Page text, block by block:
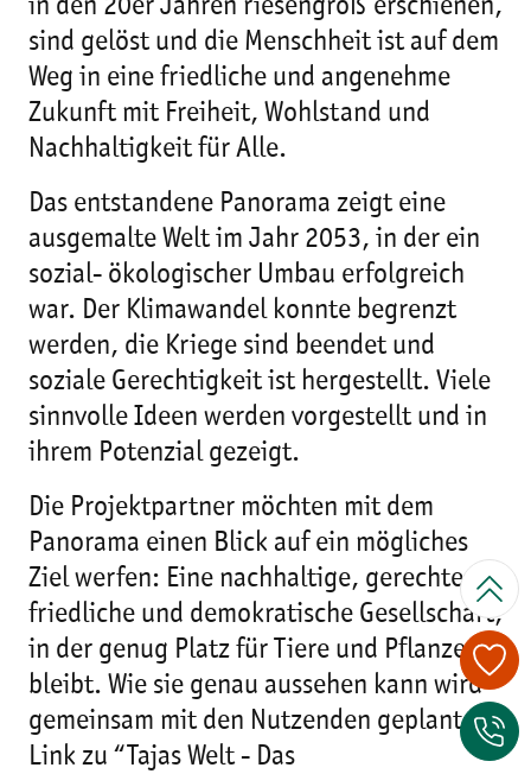
in den 20er Jahren riesengroß erschienen,
sind gelöst und die Menschheit ist auf dem
Weg in eine friedliche und angenehme
Zukunft mit Freiheit, Wohlstand und
Nachhaltigkeit für Alle.
Das entstandene Panorama zeigt eine
ausgemalte Welt im Jahr 2053, in der ein
sozial- ökologischer Umbau erfolgreich
war. Der Klimawandel konnte begrenzt
werden, die Kriege sind beendet und
soziale Gerechtigkeit ist hergestellt. Viele
sinnvolle Ideen werden vorgestellt und in
ihrem Potenzial gezeigt.
Die Projektpartner möchten mit dem
Panorama einen Blick auf ein mögliches
Ziel werfen: Eine nachhaltige, gerechte,
friedliche und demokratische Gesellschaft,
in der genug Platz für Tiere und Pflanzen
bleibt. Wie sie genau aussehen kann wird
gemeinsam mit den Nutzenden geplant.
Link zu “Tajas Welt - Das